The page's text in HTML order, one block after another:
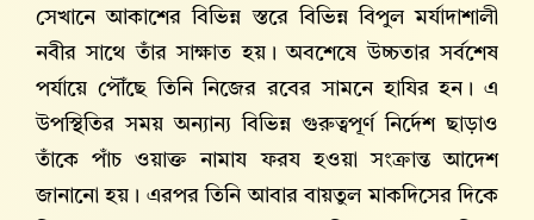
সেখানে আকাশের বিভিন্ন স্তরে বিভিন্ন বিপুল মর্যাদাশালী
নবীর সাথে তাঁর সাক্ষাত হয়। অবশেষে উচ্চতার সর্বশেষ
পর্যায়ে পৌঁছে তিনি নিজের রবের সামনে হাযির হন। এ
উপস্থিতির সময় অন্যান্য বিভিন্ন গুরুত্বপূর্ণ নির্দেশ ছাড়াও
তাঁকে পাঁচ ওয়াক্ত নামায ফরয হওয়া সংক্রান্ত আদেশ
জানানো হয়। এরপর তিনি আবার বায়তুল মাকদিসের দিকে